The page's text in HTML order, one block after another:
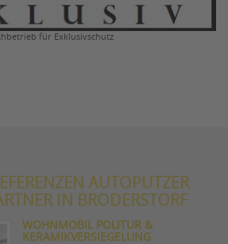
für Exklusivschutz
AUTOPUTZER
IN BRODERSTORF
WOHNMOBIL POLITUR &
KERAMIKVERSIEGELUNG